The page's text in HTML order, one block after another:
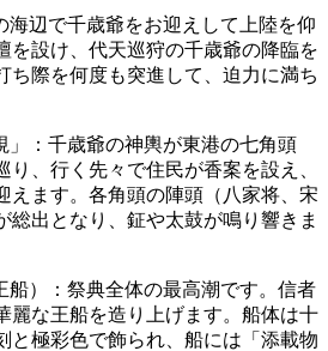
海辺で千歳爺をお迎えして上陸を仰
を設け、代天巡狩の千歳爺の降臨を
ち際を何度も突進して、迫力に満ち
」：千歳爺の神輿が東港の七角頭
り、行く先々で住民が香案を設え、
えます。各角頭の陣頭（八家将、宋
総出となり、鉦や太鼓が鳴り響きま
船）：祭典全体の最高潮です。信者
麗な王船を造り上げます。船体は十
と極彩色で飾られ、船には「添載物